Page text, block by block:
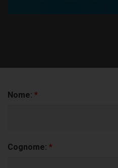
Nome: *
Cognome: *